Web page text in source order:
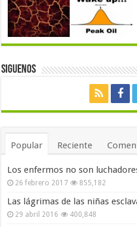
Siguenos
Popular Reciente
Los enfermos no son
26 febrero 2017 855,182
Las lágrimas de las niñas
29 abril 2016 400,848